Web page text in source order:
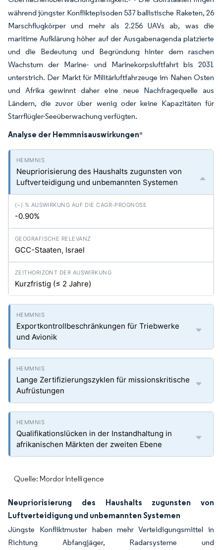
während jüngster Konfliktepisoden 537 ballistische Raketen, 26
Marschflugkörper und mehr als 2.256 UAVs ab, was die
maritime Aufklärung höher auf der Ausgabenagenda platzierte
und die Bedeutung und Begründung hinter dem raschen
Wachstum der Marine- und Marinekorpsluftfahrt bis 2031
unterstrich. Der Markt für Militärluftfahrzeuge im Nahen Osten
und Afrika gewinnt daher eine neue Nachfragequelle aus
Ländern, die zuvor über wenig oder keine Kapazitäten für
Starrflügler-Seeüberwachung verfügten.
Analyse der Hemmnisauswirkungen*
Neupriorisierung des Haushalts zugunsten von
Luftverteidigung und unbemannten Systemen
-0.90%
GCC-Staaten, Israel
Kurzfristig (≤ 2 Jahre)
Exportkontrollbeschränkungen für Triebwerke
und Avionik
Lange Zertifizierungszyklen für missionskritische
Aufrüstungen
Qualifikationslücken in der Instandhaltung in
afrikanischen Märkten der zweiten Ebene
Quelle: Mordor Intelligence
Neupriorisierung des Haushalts zugunsten von
Luftverteidigung und unbemannten Systemen
Jüngste Konfliktmuster haben mehr Verteidigungsmittel in
Richtung Abfangjäger, Radarsysteme und